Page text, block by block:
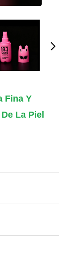
Fina Y
La Piel